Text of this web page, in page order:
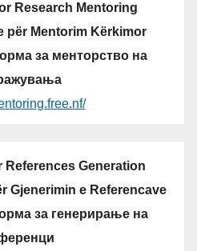
Research Mentoring
për Mentorim Kërkimor
за менторство на
References Generation
Gjenerimin e Referencave
за генерирање на